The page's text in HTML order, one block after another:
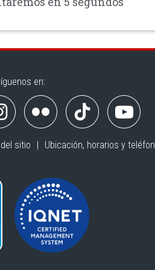
en:
sitio Ubicación, horarios y